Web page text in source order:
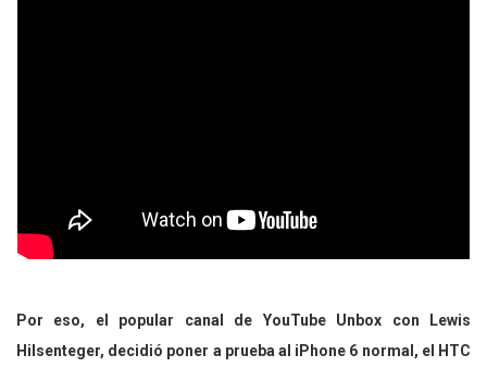
Por eso, el popular canal de YouTube Unbox con Lewis
Hilsenteger, decidió poner a prueba al iPhone 6 normal, el HTC